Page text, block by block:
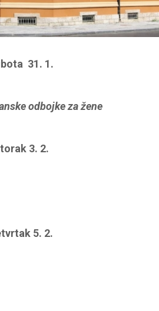
31. 1.
odbojke za žene
3. 2.
5. 2.